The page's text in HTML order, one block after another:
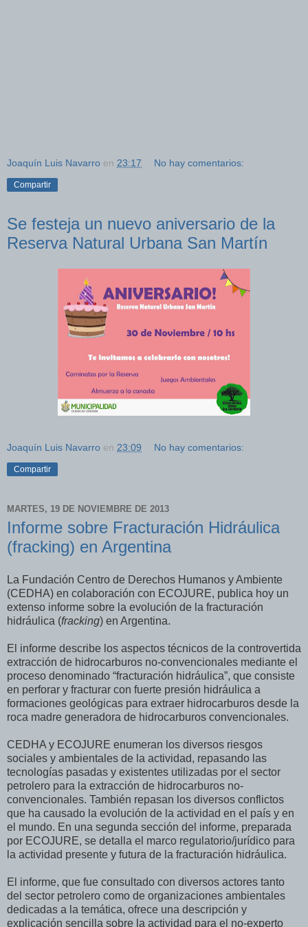
Joaquín Luis Navarro en 23:17 No hay comentarios:
Compartir
Se festeja un nuevo aniversario de la
Reserva Natural Urbana San Martín
Joaquín Luis Navarro en 23:09 No hay comentarios:
Compartir
MARTES, 19 DE NOVIEMBRE DE 2013
Informe sobre Fracturación Hidráulica
(fracking) en Argentina
La Fundación Centro de Derechos Humanos y Ambiente
(CEDHA) en colaboración con ECOJURE, publica hoy un
extenso informe sobre la evolución de la fracturación
hidráulica (fracking) en Argentina.
El informe describe los aspectos técnicos de la controvertida
extracción de hidrocarburos no-convencionales mediante el
proceso denominado “fracturación hidráulica”, que consiste
en perforar y fracturar con fuerte presión hidráulica a
formaciones geológicas para extraer hidrocarburos desde la
roca madre generadora de hidrocarburos convencionales.
CEDHA y ECOJURE enumeran los diversos riesgos
sociales y ambientales de la actividad, repasando las
tecnologías pasadas y existentes utilizadas por el sector
petrolero para la extracción de hidrocarburos no-
convencionales. También repasan los diversos conflictos
que ha causado la evolución de la actividad en el país y en
el mundo. En una segunda sección del informe, preparada
por ECOJURE, se detalla el marco regulatorio/jurídico para
la actividad presente y futura de la fracturación hidráulica.
El informe, que fue consultado con diversos actores tanto
del sector petrolero como de organizaciones ambientales
dedicadas a la temática, ofrece una descripción y
explicación sencilla sobre la actividad para el no-experto